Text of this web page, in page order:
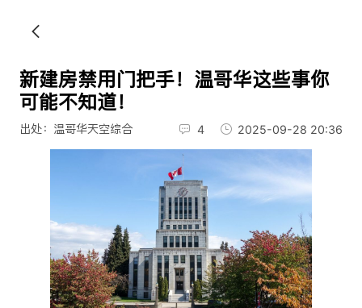
新建房禁用门把手！温哥华这些事你
可能不知道！
出处：温哥华天空综合 4 2025-09-28 20:36